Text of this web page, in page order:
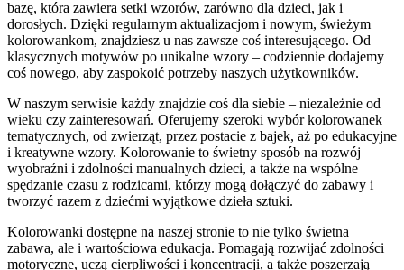
bazę, która zawiera setki wzorów, zarówno dla dzieci, jak i
dorosłych. Dzięki regularnym aktualizacjom i nowym, świeżym
kolorowankom, znajdziesz u nas zawsze coś interesującego. Od
klasycznych motywów po unikalne wzory – codziennie dodajemy
coś nowego, aby zaspokoić potrzeby naszych użytkowników.
W naszym serwisie każdy znajdzie coś dla siebie – niezależnie od
wieku czy zainteresowań. Oferujemy szeroki wybór kolorowanek
tematycznych, od zwierząt, przez postacie z bajek, aż po edukacyjne
i kreatywne wzory. Kolorowanie to świetny sposób na rozwój
wyobraźni i zdolności manualnych dzieci, a także na wspólne
spędzanie czasu z rodzicami, którzy mogą dołączyć do zabawy i
tworzyć razem z dziećmi wyjątkowe dzieła sztuki.
Kolorowanki dostępne na naszej stronie to nie tylko świetna
zabawa, ale i wartościowa edukacja. Pomagają rozwijać zdolności
motoryczne, uczą cierpliwości i koncentracji, a także poszerzają